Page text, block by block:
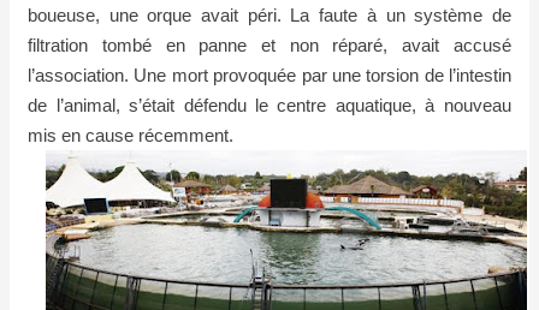
boueuse, une orque avait péri. La faute à un système de
filtration tombé en panne et non réparé, avait accusé
l’association. Une mort provoquée par une torsion de l’intestin
de l’animal, s’était défendu le centre aquatique, à nouveau
mis en cause récemment.